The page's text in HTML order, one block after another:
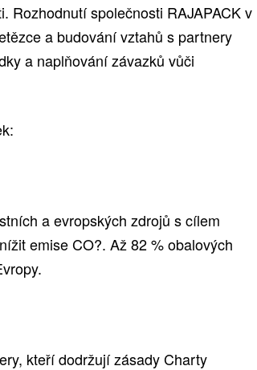
Rozhodnutí společnosti RAJAPACK v
a budování vztahů s partnery
a naplňování závazků vůči
a evropských zdrojů s cílem
emise CO?. Až 82 % obalových
kteří dodržují zásady Charty